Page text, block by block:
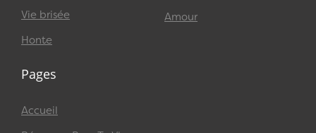
Vie brisée
Honte
Amour
Pages
Accueil